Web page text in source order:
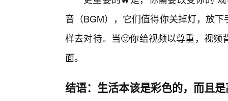
音（BGM），它们值得你关掉灯，放
样去对待。当🙂你给视频以尊重，视
面。
结语：生活本该是彩色的，而且